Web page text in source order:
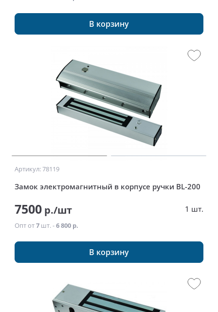
В корзину
Артикул: 78119
Замок электромагнитный в корпусе ручки BL-200
7500 р./шт 1 шт.
Опт от7 шт. -6 800 р.
В корзину